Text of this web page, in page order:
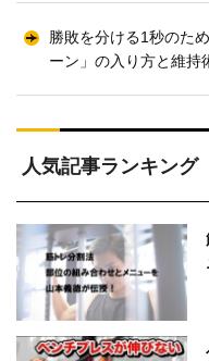
勝敗を分ける1秒のた
ーン」の入り方と維持
人気記事ランキング